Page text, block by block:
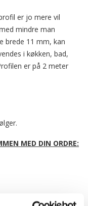
er jo mere vil
mindre man
brede 11 mm, kan
i køkken, bad,
er på 2 meter
MED DIN ORDRE: